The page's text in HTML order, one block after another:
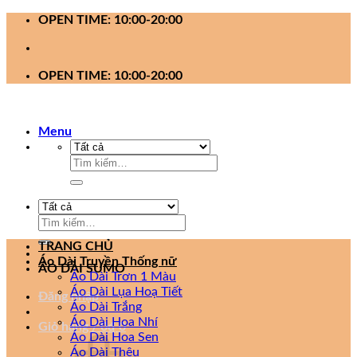
OPEN TIME: 10:00-20:00
OPEN TIME: 10:00-20:00
Menu
Tìm
Tìm
ÁO DÀI SUMO
Đăng nhập
Giỏ hàng /0₫ 0
TRANG CHỦ
Áo Dài Truyền Thống nữ
Áo Dài Trơn 1 Màu
Áo Dài Lụa Hoạ Tiết
Áo Dài Trắng
Áo Dài Hoa Nhí
Áo Dài Hoa Sen
Áo Dài Thêu